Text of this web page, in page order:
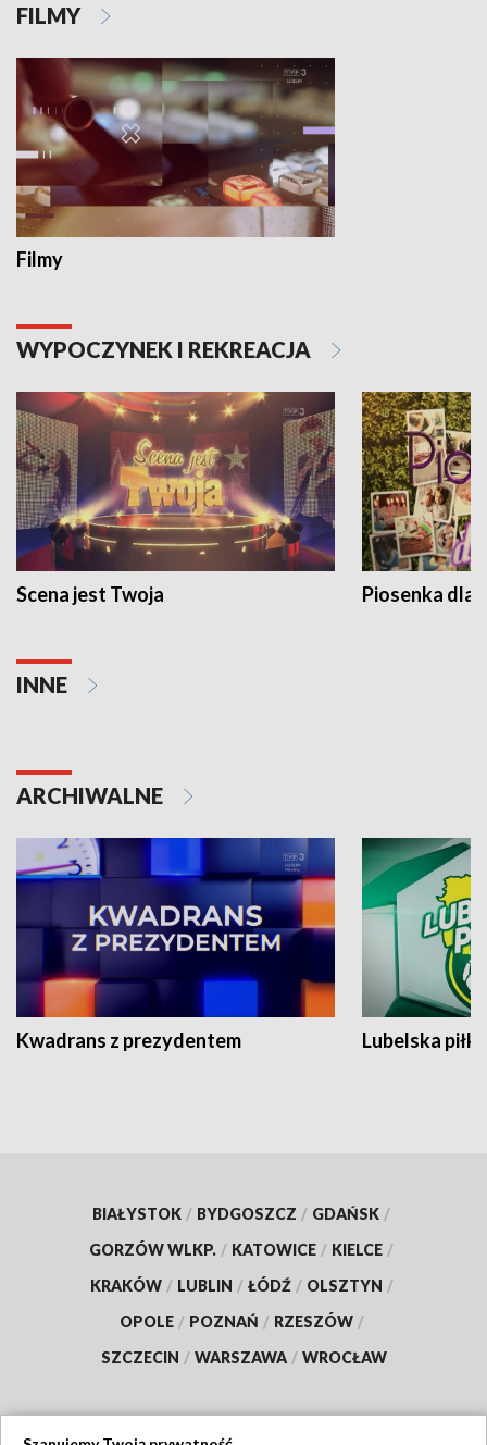
FILMY
Filmy
WYPOCZYNEK I REKREACJA
Scena jest Twoja Piosenka dla
INNE
ARCHIWALNE
Kwadrans z prezydentem Lubelska piłka
BIAŁYSTOK / BYDGOSZCZ / GDAŃSK /
GORZÓW WLKP. / KATOWICE / KIELCE /
KRAKÓW / LUBLIN / ŁÓDŹ / OLSZTYN /
OPOLE / POZNAŃ / RZESZÓW /
SZCZECIN / WARSZAWA / WROCŁAW